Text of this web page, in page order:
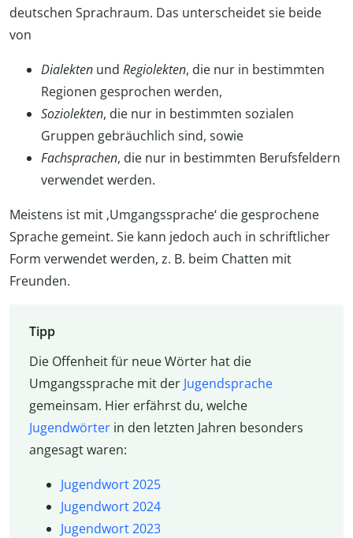
deutschen Sprachraum. Das unterscheidet sie beide
von
Dialekten und Regiolekten, die nur in bestimmten
Regionen gesprochen werden,
Soziolekten, die nur in bestimmten sozialen
Gruppen gebräuchlich sind, sowie
Fachsprachen, die nur in bestimmten Berufsfeldern
verwendet werden.
Meistens ist mit ‚Umgangssprache‘ die gesprochene
Sprache gemeint. Sie kann jedoch auch in schriftlicher
Form verwendet werden, z. B. beim Chatten mit
Freunden.
Tipp
Die Offenheit für neue Wörter hat die
Umgangssprache mit der Jugendsprache
gemeinsam. Hier erfährst du, welche
Jugendwörterin den letzten Jahren besonders
angesagt waren:
Jugendwort 2025
Jugendwort 2024
Jugendwort 2023